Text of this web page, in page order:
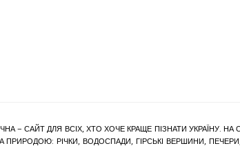
– САЙТ ДЛЯ ВСІХ, ХТО ХОЧЕ КРАЩЕ ПІЗНАТИ УКРАЇНУ.
РІЧКИ, ВОДОСПАДИ, ГІРСЬКІ ВЕРШИНИ,